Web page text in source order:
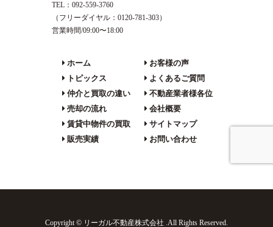
TEL：092-559-3760
（フリーダイヤル：0120-781-303）
営業時間/09:00〜18:00
ホーム
トピックス
仲介と買取の違い
売却の流れ
賃貸中物件の買取
販売実績
お客様の声
よくあるご質問
不動産業者様各位
会社概要
サイトマップ
お問い合わせ
Copyright © リーガル不動産株式会社 .All Rights Reserved.